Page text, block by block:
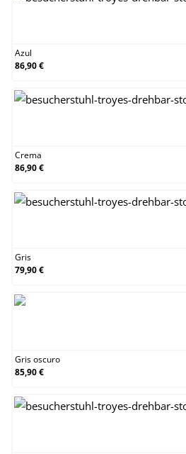
Azul
86,90 €
Crema
86,90 €
Gris
79,90 €
Gris oscuro
85,90 €